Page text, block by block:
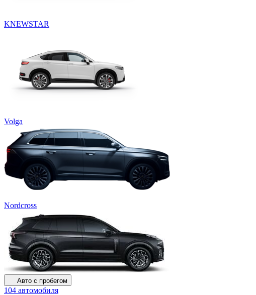
KNEWSTAR
Volga
Nordcross
Авто с пробегом
104 автомобиля